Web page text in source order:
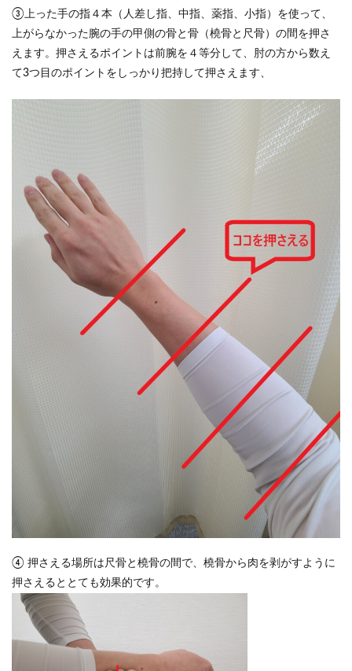
③上った手の指４本（人差し指、中指、薬指、小指）を使って、
上がらなかった腕の手の甲側の骨と骨（橈骨と尺骨）の間を押さ
えます。押さえるポイントは前腕を４等分して、肘の方から数え
て3つ目のポイントをしっかり把持して押さえます、
④ 押さえる場所は尺骨と橈骨の間で、橈骨から肉を剥がすように
押さえるととても効果的です。